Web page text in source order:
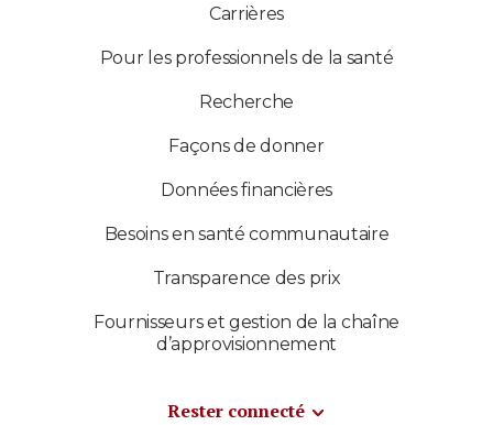
Carrières
Pour les professionnels de la santé
Recherche
Façons de donner
Données financières
Besoins en santé communautaire
Transparence des prix
Fournisseurs et gestion de la chaîne
d’approvisionnement
Rester connecté